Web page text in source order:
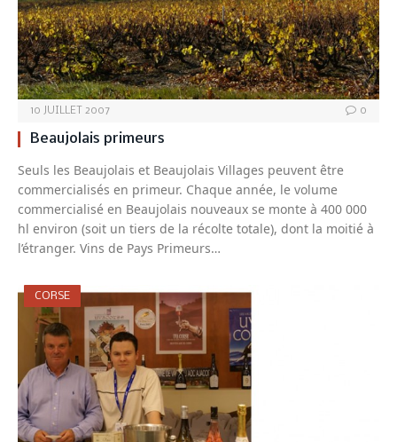
10 JUILLET 2007 0
Beaujolais primeurs
Seuls les Beaujolais et Beaujolais Villages peuvent être
commercialisés en primeur. Chaque année, le volume
commercialisé en Beaujolais nouveaux se monte à 400 000
hl environ (soit un tiers de la récolte totale), dont la moitié à
l’étranger. Vins de Pays Primeurs…
CORSE